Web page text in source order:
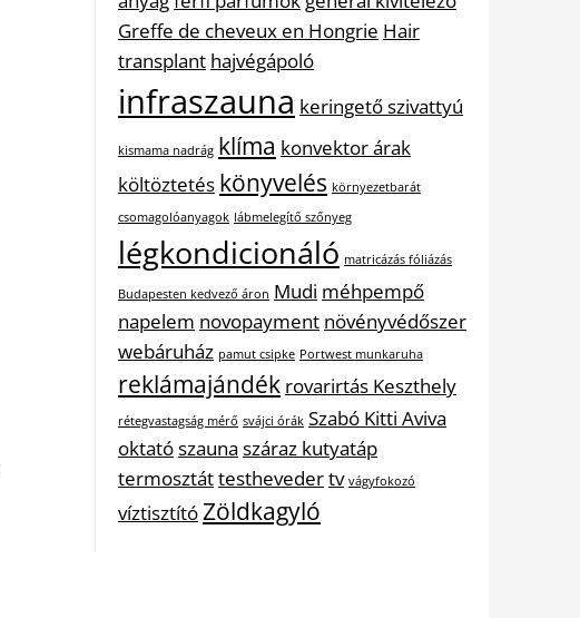
Greffe de cheveux en Hongrie Hair
transplant hajvégápoló
infraszauna keringető szivattyú
kismama nadrág klíma konvektor árak
költöztetés könyvelés környezetbarát
csomagolóanyagok lábmelegítő szőnyeg
légkondicionáló matricázás fóliázás
Budapesten kedvező áron Mudi méhpempő
napelem novopayment növényvédőszer
webáruház pamut csipke Portwest munkaruha
reklámajándék rovarirtás Keszthely
rétegvastagság mérő svájci órák Szabó Kitti Aviva
oktatószauna száraz kutyatáp
termosztáttesthevedertv vágyfokozó
víztisztítóZöldkagyló